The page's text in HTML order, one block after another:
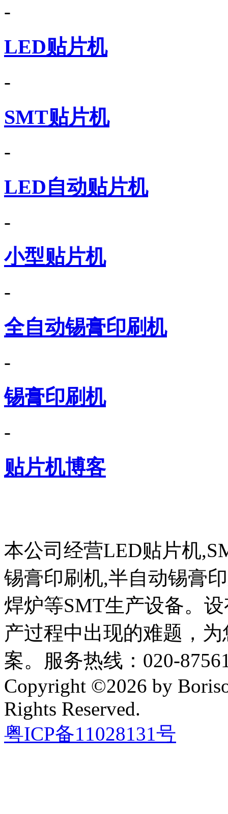
-
LED贴片机
-
SMT贴片机
-
LED自动贴片机
-
小型贴片机
-
全自动锡膏印刷机
-
锡膏印刷机
-
贴片机博客
本公司经营LED贴片机
锡膏印刷机,半自动锡膏
焊炉等SMT生产设备。
产过程中出现的难题，
案。服务热线：020-
Copyright ©2026 by
Rights Reserved.
粤ICP备11028131号